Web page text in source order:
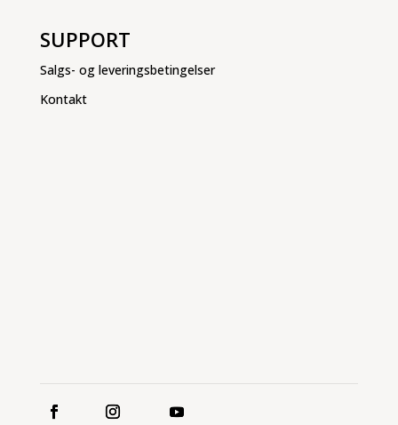
SUPPORT
Salgs- og leveringsbetingelser
Kontakt